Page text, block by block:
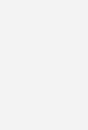
zu betrachten. Doch KI
erschließen und Risiken
wenig konkrete
an bestehenden
Kriterien zu